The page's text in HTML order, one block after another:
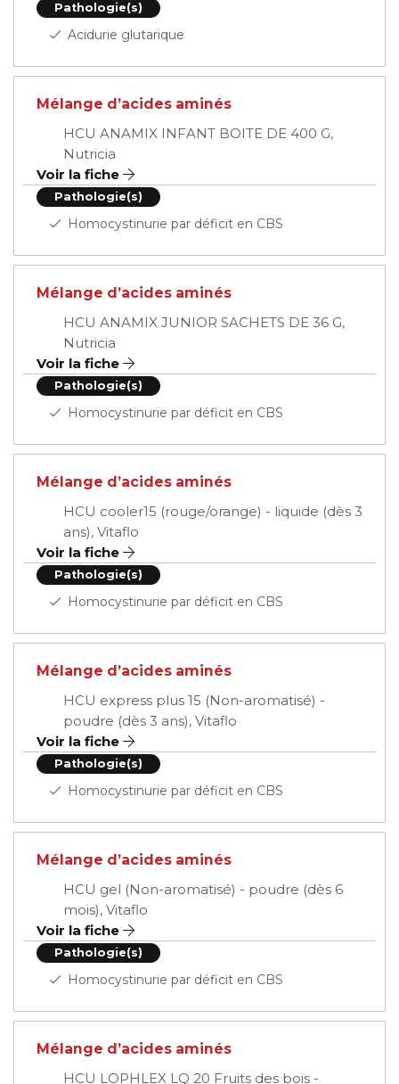
Pathologie(s)
Acidurie glutarique
Mélange d’acides aminés
HCU ANAMIX INFANT BOITE DE 400 G,
Nutricia
Voir la fiche
Pathologie(s)
Homocystinurie par déficit en CBS
Mélange d’acides aminés
HCU ANAMIX JUNIOR SACHETS DE 36 G,
Nutricia
Voir la fiche
Pathologie(s)
Homocystinurie par déficit en CBS
Mélange d’acides aminés
HCU cooler15 (rouge/orange) - liquide (dès 3
ans), Vitaflo
Voir la fiche
Pathologie(s)
Homocystinurie par déficit en CBS
Mélange d’acides aminés
HCU express plus 15 (Non-aromatisé) -
poudre (dès 3 ans), Vitaflo
Voir la fiche
Pathologie(s)
Homocystinurie par déficit en CBS
Mélange d’acides aminés
HCU gel (Non-aromatisé) - poudre (dès 6
mois), Vitaflo
Voir la fiche
Pathologie(s)
Homocystinurie par déficit en CBS
Mélange d’acides aminés
HCU LOPHLEX LQ 20 Fruits des bois -